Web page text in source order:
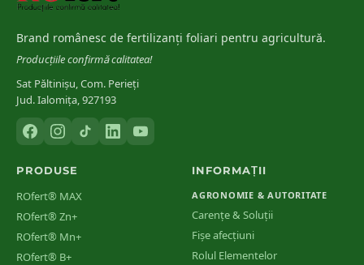
[6] Marschner, H.
Brand românesc de fertilizanți foliari pentru agricultură.
Producțiile confirmă calitatea!
Sat Păltinișu, Com. Perieți
Jud. Ialomița, 927193
PRODUSE
ROfert® MAX
ROfert® Zn+
ROfert® Mn+
ROfert® B+
INFORMAȚII
AGRONOMIE & AUTORITATE
Carențe & Soluții
Fișe afecțiuni
Rolul Elementelor